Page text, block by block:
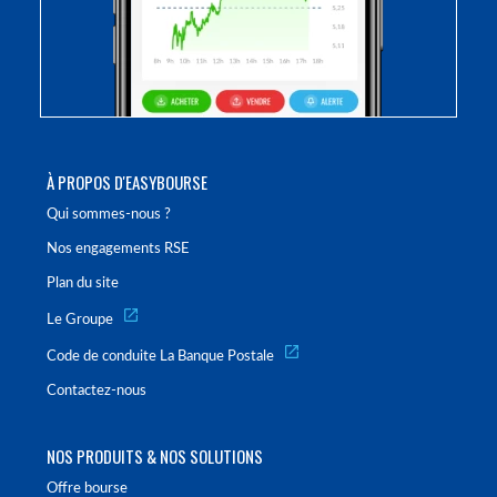
À PROPOS D'EASYBOURSE
Qui sommes-nous ?
Nos engagements RSE
Plan du site
Le Groupe
Code de conduite La Banque Postale
Contactez-nous
NOS PRODUITS & NOS SOLUTIONS
Offre bourse